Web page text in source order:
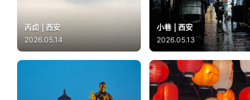
丙卣 | 西安
2026.05.14
小巷 | 西安
2026.05.13